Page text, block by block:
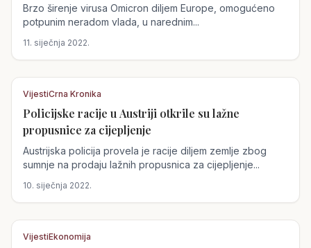
Brzo širenje virusa Omicron diljem Europe, omogućeno
potpunim neradom vlada, u narednim...
11. siječnja 2022.
Austrija
VijestiCrna Kronika
Policijske racije u Austriji otkrile su lažne
propusnice za cijepljenje
Austrijska policija provela je racije diljem zemlje zbog
sumnje na prodaju lažnih propusnica za cijepljenje...
10. siječnja 2022.
VijestiEkonomija